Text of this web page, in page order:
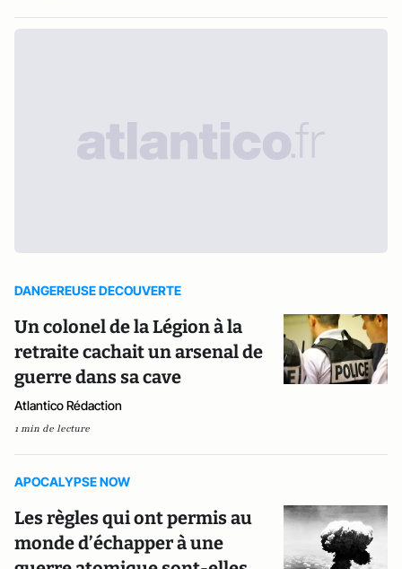
DANGEREUSE DECOUVERTE
Un colonel de la Légion à la
retraite cachait un arsenal de
guerre dans sa cave
Atlantico Rédaction
1 min de lecture
APOCALYPSE NOW
Les règles qui ont permis au
monde d’échapper à une